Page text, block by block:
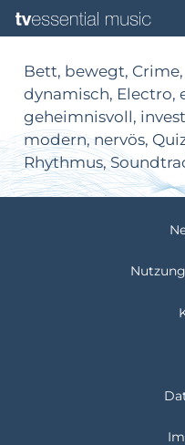
Bett, bewegt,
dynamisch, Electro,
geheimnisvoll,
modern, nervös,
Rhythmus,